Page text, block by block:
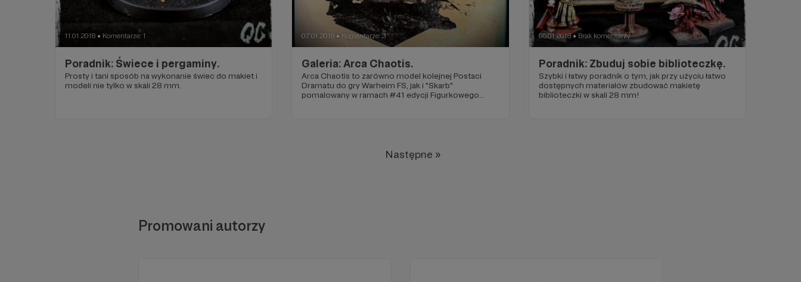
11.01.2018 ● Komentarze: 1
Poradnik: Świece i pergaminy.
Prosty i tani sposób na wykonanie świec do makiet i
modeli nie tylko w skali 28 mm.
07.01.2018 ● Komentarze: 3
Galeria: Arca Chaotis.
Arca Chaotis to zarówno model kolejnej Postaci
Dramatu do gry Warheim FS, jak i "Skarb"
pomalowany w ramach #41 edycji Figurkowego
05.01.2018 ● Brak komentarzy
Poradnik: Zbuduj sobie biblioteczkę.
Szybki i łatwy poradnik o tym, jak przy użyciu łatwo
dostępnych materiałów zbudować makietę
biblioteczki w skali 28 mm!
Następne »
Promowani autorzy